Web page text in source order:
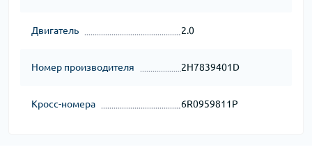
Двигатель 2.0
Номер производителя 2H7839401D
Кросс-номера 6R0959811P